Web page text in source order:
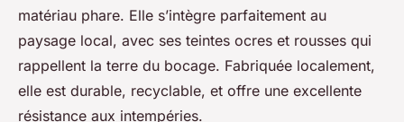
matériau phare. Elle s’intègre parfaitement au
paysage local, avec ses teintes ocres et rousses qui
rappellent la terre du bocage. Fabriquée localement,
elle est durable, recyclable, et offre une excellente
résistance aux intempéries.